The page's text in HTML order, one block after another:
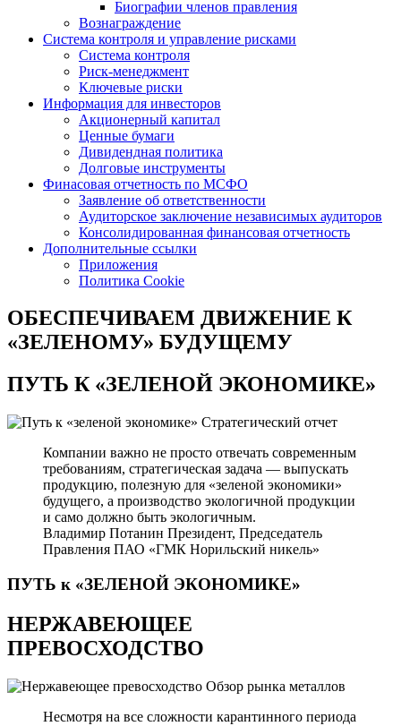
Биографии членов правления
Вознаграждение
Система контроля и управление рисками
Система контроля
Риск-менеджмент
Ключевые риски
Информация для инвесторов
Акционерный капитал
Ценные бумаги
Дивидендная политика
Долговые инструменты
Финасовая отчетность по МСФО
Заявление об ответственности
Аудиторское заключение независимых аудиторов
Консолидированная финансовая отчетность
Дополнительные ссылки
Приложения
Политика Cookie
ОБЕСПЕЧИВАЕМ ДВИЖЕНИЕ К
«ЗЕЛЕНОМУ» БУДУЩЕМУ
ПУТЬ К«ЗЕЛЕНОЙ ЭКОНОМИКЕ»
Стратегический отчет
Компании важно не просто отвечать современным
требованиям, стратегическая задача — выпускать
продукцию, полезную для «зеленой экономики»
будущего, а производство экологичной продукции
и само должно быть экологичным.
Владимир Потанин Президент, Председатель
Правления ПАО «ГМК Норильский никель»
ПУТЬ к «ЗЕЛЕНОЙ ЭКОНОМИКЕ»
НЕРЖАВЕЮЩЕЕ
ПРЕВОСХОДСТВО
Обзор рынка металлов
Несмотря на все сложности карантинного периода